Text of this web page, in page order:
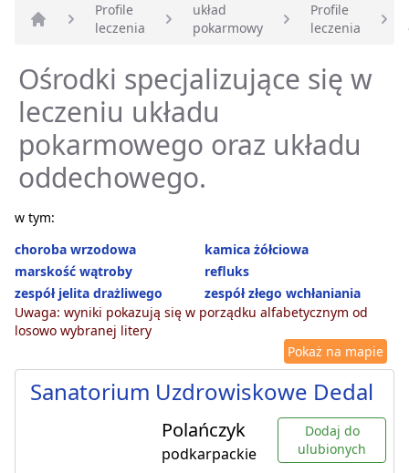
Strona główna
Profile
leczenia
układ
pokarmowy
Profile
leczenia
Ośrodki specjalizujące się w
leczeniu układu
pokarmowego oraz układu
oddechowego.
w tym:
choroba wrzodowa
kamica żółciowa
marskość wątroby
refluks
zespół jelita drażliwego
zespół złego wchłaniania
Uwaga: wyniki pokazują się w porządku alfabetycznym od
losowo wybranej litery
Pokaż na mapie
Sanatorium Uzdrowiskowe Dedal
Polańczyk
podkarpackie
Dodaj do
ulubionych